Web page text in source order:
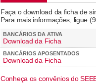
Faça o download da ficha de
Para mais informações, ligue
BANCÁRIOS DA ATIVA
Download da Ficha
BANCÁRIOS APOSENTADOS
Download da Ficha
Conheça os convênios do